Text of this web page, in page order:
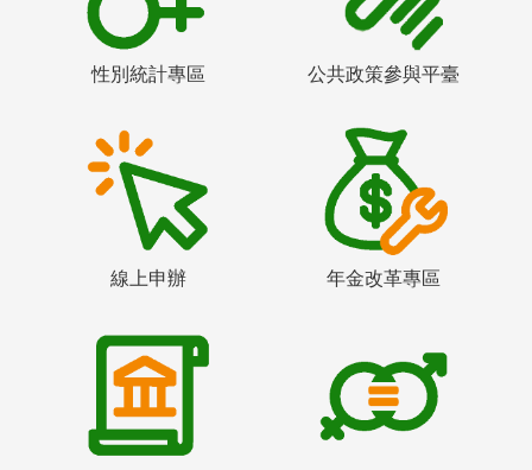
性別統計專區 公共政策參與平臺
線上申辦 年金改革專區